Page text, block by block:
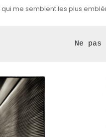
qui me semblent les plus
Ne